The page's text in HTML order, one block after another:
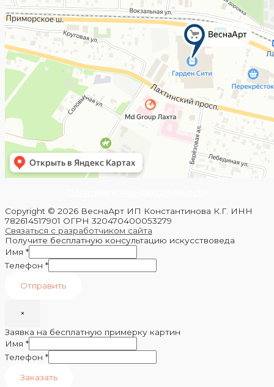
Copyright © 2026 ВеснаАрт ИП Константинова К.Г. ИНН
782614517901 ОГРН 320470400053279
Связаться с разработчиком сайта
Получите бесплатную консультацию искусствоведа
Имя *
Телефон *
Отправить
×
Заявка на бесплатную примерку картин
Имя *
Телефон *
Заказать